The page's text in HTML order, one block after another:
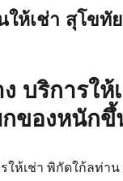
ให้เช่า สุโขทัย
บริการให้
ของหนักขึ้
รให้เช่า พิกัดใก้ลท่า